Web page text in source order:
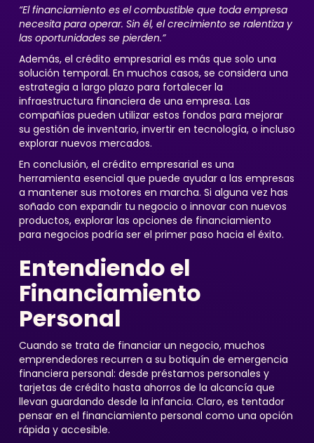
“El financiamiento es el combustible que toda empresa
necesita para operar. Sin él, el crecimiento se ralentiza y
las oportunidades se pierden.”
Además, el crédito empresarial es más que solo una
solución temporal. En muchos casos, se considera una
estrategia a largo plazo para fortalecer la
infraestructura financiera de una empresa. Las
compañías pueden utilizar estos fondos para mejorar
su gestión de inventario, invertir en tecnología, o incluso
explorar nuevos mercados.
En conclusión, el crédito empresarial es una
herramienta esencial que puede ayudar a las empresas
a mantener sus motores en marcha. Si alguna vez has
soñado con expandir tu negocio o innovar con nuevos
productos, explorar las opciones de financiamiento
para negocios podría ser el primer paso hacia el éxito.
Entendiendo el
Financiamiento
Personal
Cuando se trata de financiar un negocio, muchos
emprendedores recurren a su botiquín de emergencia
financiera personal: desde préstamos personales y
tarjetas de crédito hasta ahorros de la alcancía que
llevan guardando desde la infancia. Claro, es tentador
pensar en el financiamiento personal como una opción
rápida y accesible.